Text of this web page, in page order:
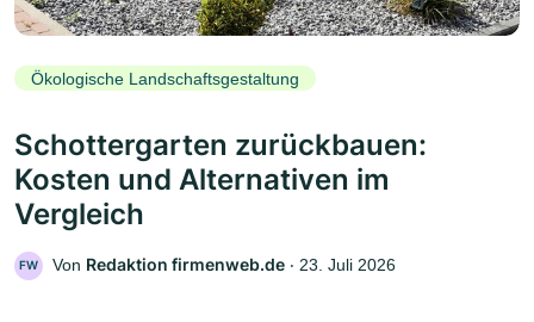
Ökologische Landschaftsgestaltung
Schottergarten zurückbauen:
Kosten und Alternativen im
Vergleich
FW Von Redaktion firmenweb.de ‧ 23. Juli 2026